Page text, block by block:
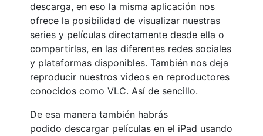
descarga, en eso la misma aplicación nos
ofrece la posibilidad de visualizar nuestras
series y películas directamente desde ella o
compartirlas, en las diferentes redes sociales
y plataformas disponibles. También nos deja
reproducir nuestros videos en reproductores
conocidos como VLC. Así de sencillo.
De esa manera también habrás
podido descargar películas en el iPad usando